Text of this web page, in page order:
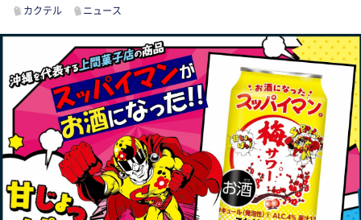
カクテル ニュース